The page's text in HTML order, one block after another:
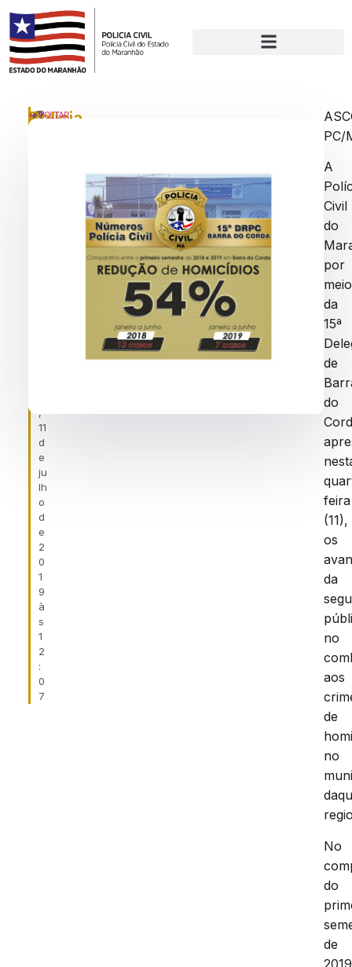
P
,
11
d
e
ju
lh
o
d
e
2
0
1
9
à
s
1
2
:
0
7
Polícia
homicídios
VOLTAR
PC/
A
Civil
do
por
meio
da
15ª
de
do
feira
(11),
os
da
no
aos
de
no
No
do
de
2019